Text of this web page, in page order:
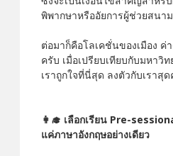
พิพากษาหรืออัยการผู้ช่วยสนา
ต่อมาก็คือโลเคชั่นของเมือง ค่
ครับ เมื่อเปรียบเทียบกับมหาวิ
เราถูกใจที่นี่สุด ลงตัวกับเราสุ
👩‍🎓 เลือกเรียน Pre-
แค่ภาษาอังกฤษอย่างเดียว